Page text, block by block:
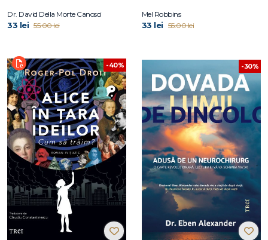
Dr. David Della Morte Canosci
33 lei 55.00 lei
Mel Robbins
33 lei 55.00 lei
-40% -30%